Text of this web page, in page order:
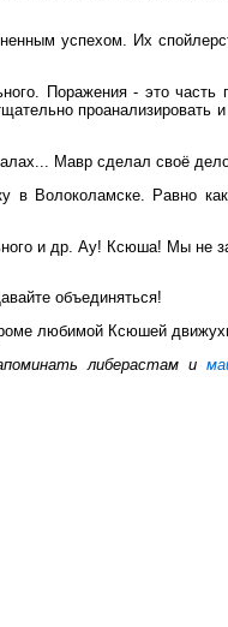
успехом. Их
Поражения - это часть
проанализировать
Мавр сделал своё
Волоколамске. Равно
и др. Ау! Ксюша! Мы не
объединяться!
любимой Ксюшей
либерастам и